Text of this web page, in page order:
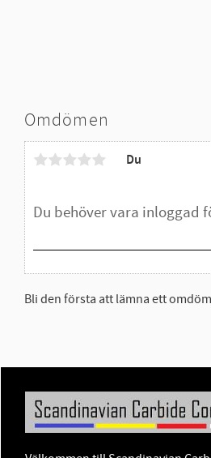
Omdömen
Du
Bli den första att lämna ett